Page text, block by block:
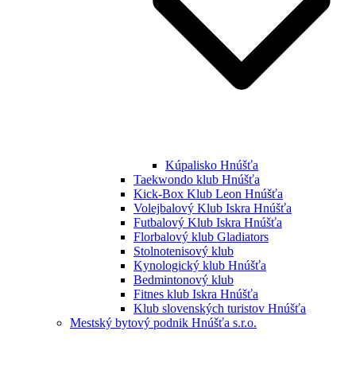
Kúpalisko Hnúšťa
Taekwondo klub Hnúšťa
Kick-Box Klub Leon Hnúšťa
Volejbalový Klub Iskra Hnúšťa
Futbalový Klub Iskra Hnúšťa
Florbalový klub Gladiators
Stolnotenisový klub
Kynologický klub Hnúšťa
Bedmintonový klub
Fitnes klub Iskra Hnúšťa
Klub slovenských turistov Hnúšťa
Mestský bytový podnik Hnúšťa s.r.o.